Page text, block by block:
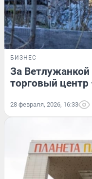
БИЗНЕС
За
торговый
28 февраля, 2026, 16:33